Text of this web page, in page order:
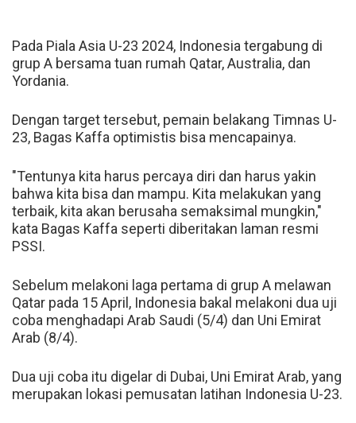
Pada Piala Asia U-23 2024, Indonesia tergabung di
grup A bersama tuan rumah Qatar, Australia, dan
Yordania.
Dengan target tersebut, pemain belakang Timnas U-
23, Bagas Kaffa optimistis bisa mencapainya.
"Tentunya kita harus percaya diri dan harus yakin
bahwa kita bisa dan mampu. Kita melakukan yang
terbaik, kita akan berusaha semaksimal mungkin,"
kata Bagas Kaffa seperti diberitakan laman resmi
PSSI.
Sebelum melakoni laga pertama di grup A melawan
Qatar pada 15 April, Indonesia bakal melakoni dua uji
coba menghadapi Arab Saudi (5/4) dan Uni Emirat
Arab (8/4).
Dua uji coba itu digelar di Dubai, Uni Emirat Arab, yang
merupakan lokasi pemusatan latihan Indonesia U-23.